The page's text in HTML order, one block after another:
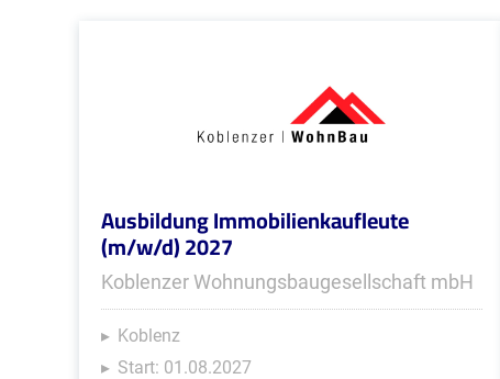
Ausbildung Immobilienkaufleute
(m/w/d) 2027
Koblenzer Wohnungsbaugesellschaft mbH
Koblenz
Start: 01.08.2027